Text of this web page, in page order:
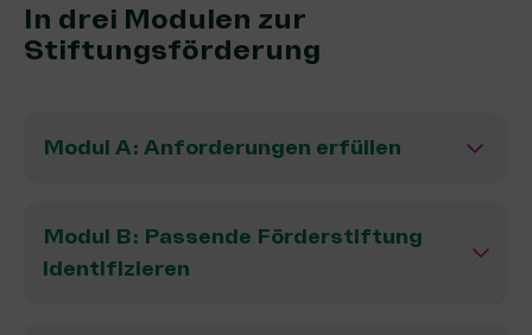
In drei Modulen zur
Stiftungsförderung
Modul A: Anforderungen erfüllen
Modul B: Passende Förderstiftung
identifizieren